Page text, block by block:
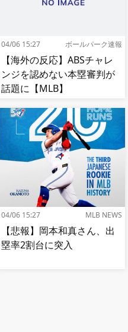
04/06 15:27 ボールパーク速報
【海外の反応】ABSチャレ
ンジを認めない本塁審判が
話題に【MLB】
04/06 15:27 MLB NEWS
【悲報】岡本和真さん、出
塁率2割台に突入